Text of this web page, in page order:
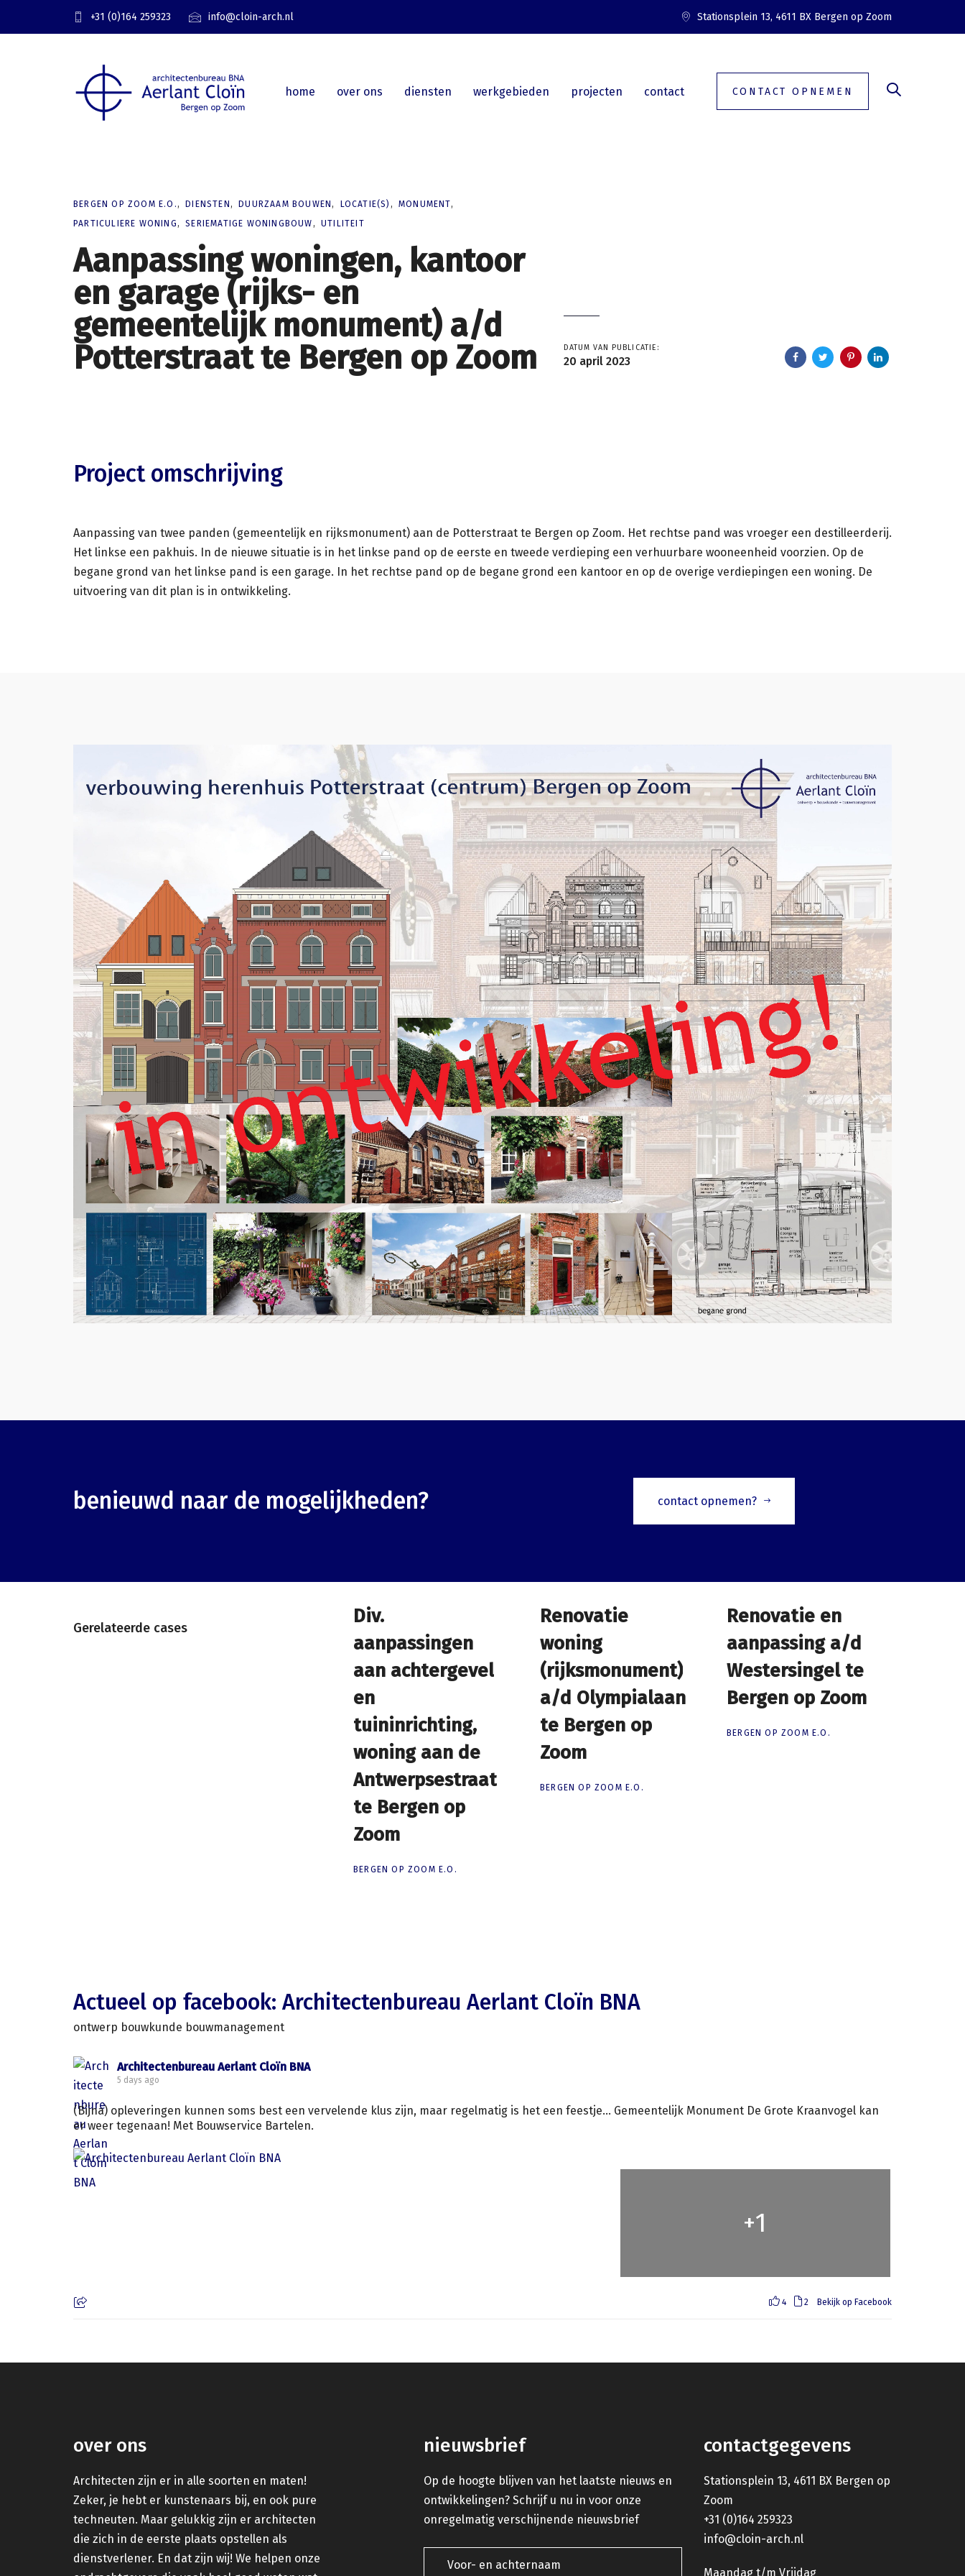
+31 (0)164 259323 info@cloin-arch.nl Stationsplein 13, 4611 BX Bergen op Zoom
home over ons diensten werkgebieden projecten contact CONTACT OPNEMEN
BERGEN OP ZOOM E.O. DIENSTEN DUURZAAM BOUWEN LOCATIE(S)
MONUMENT
PARTICULIERE WONING
SERIEMATIGE WONINGBOUW UTILITEIT
Aanpassing woningen, kantoor
en garage (rijks- en
gemeentelijk monument) a/d
Potterstraat te Bergen op Zoom
DATUM VAN PUBLICATIE:
20 april 2023
Project omschrijving
Aanpassing van twee panden (gemeentelijk en rijksmonument) aan de Potterstraat te Bergen op Zoom. Het rechtse pand was vroeger een destilleerderij.
Het linkse een pakhuis. In de nieuwe situatie is in het linkse pand op de eerste en tweede verdieping een verhuurbare wooneenheid voorzien. Op de
begane grond van het linkse pand is een garage. In het rechtse pand op de begane grond een kantoor en op de overige verdiepingen een woning. De
uitvoering van dit plan is in ontwikkeling.
benieuwd naar de mogelijkheden? contact opnemen?
Gerelateerde cases
Div.
aanpassingen
aan achtergevel
en
tuininrichting,
woning aan de
Antwerpsestraat
te Bergen op
Zoom
Div.
aanpassingen
aan achtergevel
en
tuininrichting,
woning aan de
Antwerpsestraat
te Bergen op
Zoom
BERGEN OP ZOOM E.O.
Renovatie
woning
(rijksmonument)
a/d Olympialaan
te Bergen op
Zoom
Renovatie
woning
(rijksmonument)
a/d Olympialaan
te Bergen op
Zoom
BERGEN OP ZOOM E.O.
Renovatie en
aanpassing a/d
Westersingel te
Bergen op Zoom
Renovatie en
aanpassing a/d
Westersingel te
Bergen op Zoom
BERGEN OP ZOOM E.O.
Actueel op facebook: Architectenbureau Aerlant Cloïn BNA
ontwerp bouwkunde bouwmanagement
Architectenbureau Aerlant Cloïn BNA
5 days ago
(Bijna) opleveringen kunnen soms best een vervelende klus zijn, maar regelmatig is het een feestje... Gemeentelijk Monument De Grote Kraanvogel kan
er weer tegenaan! Met Bouwservice Bartelen.
+1
4 2 Bekijk op Facebook
over ons
Architecten zijn er in alle soorten en maten!
Zeker, je hebt er kunstenaars bij, en ook pure
techneuten. Maar gelukkig zijn er architecten
die zich in de eerste plaats opstellen als
dienstverlener. En dat zijn wij! We helpen onze
nieuwsbrief
Op de hoogte blijven van het laatste nieuws en
ontwikkelingen? Schrijf u nu in voor onze
onregelmatig verschijnende nieuwsbrief
contactgegevens
Stationsplein 13, 4611 BX Bergen op
Zoom
+31 (0)164 259323
info@cloin-arch.nl
Maandag t/m Vrijdag